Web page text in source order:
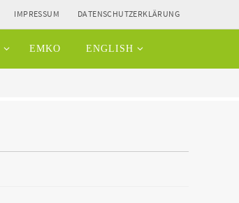
IMPRESSUM DATENSCHUTZERKLÄRUNG
EMKO ENGLISH